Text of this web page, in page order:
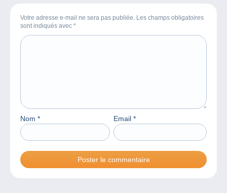
Votre adresse e-mail ne sera pas publiée. Les champs obligatoires
sont indiqués avec *
Nom * Email *